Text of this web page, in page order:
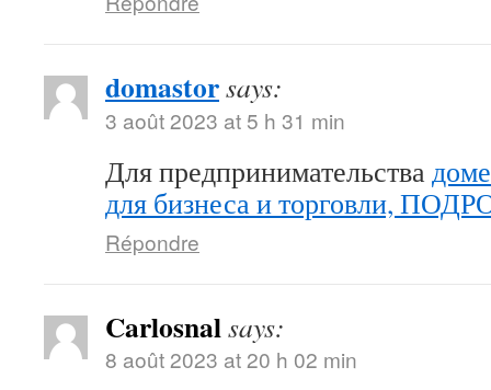
domastorsays:
3 août 2023 at 5 h 31 min
Для предпринимательства
для бизнеса и торговли,
Répondre
Carlosnalsays:
8 août 2023 at 20 h 02 min